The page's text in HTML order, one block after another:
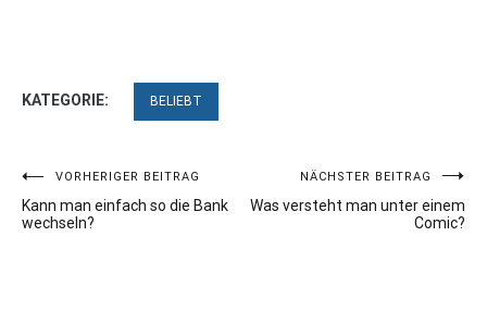
KATEGORIE: BELIEBT
Beitragsnavigation
VORHERIGER BEITRAG
Kann man einfach so die Bank
wechseln?
NÄCHSTER BEITRAG
Was versteht man unter einem
Comic?